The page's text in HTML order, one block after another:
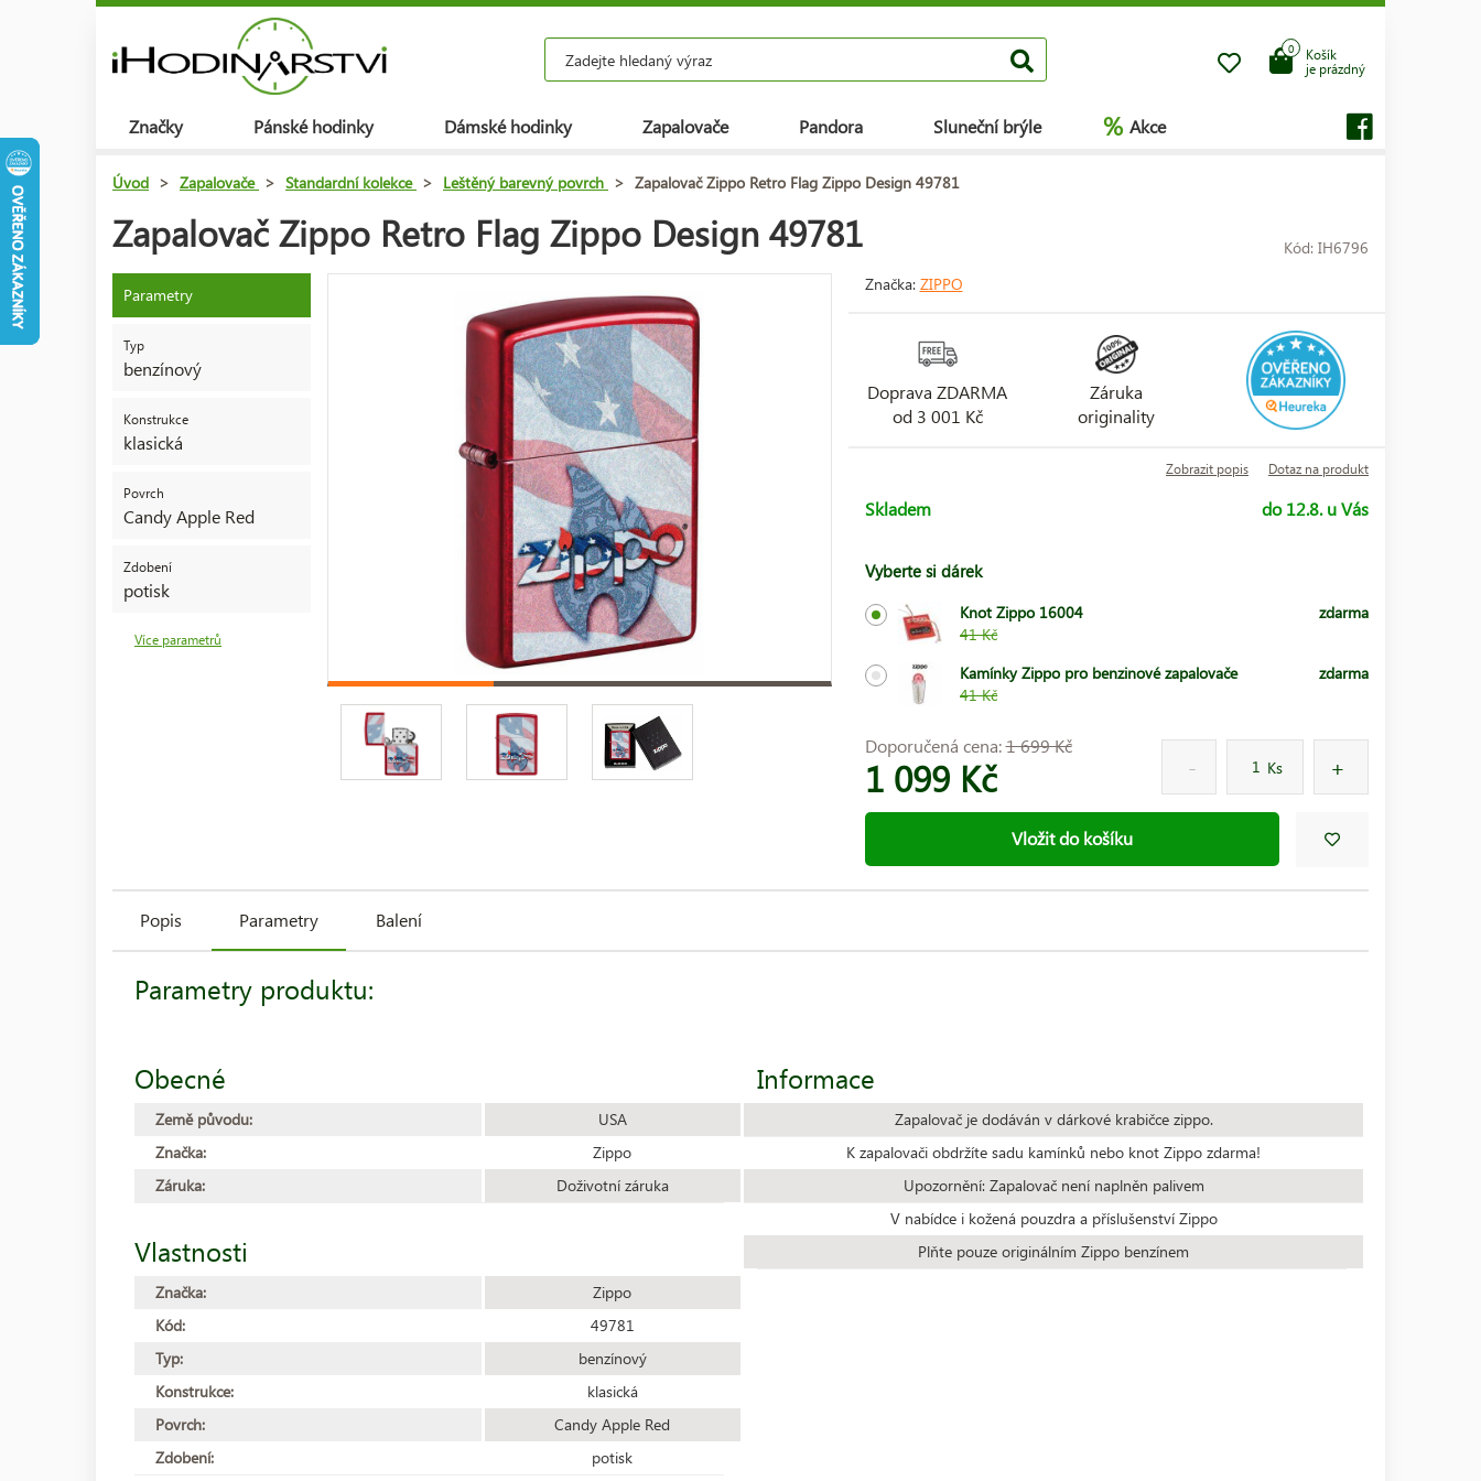
Košík
je prázdný
0
Značky Pánské hodinky Dámské hodinky Zapalovače Pandora Sluneční brýle % Akce
Úvod > Zapalovače > Standardní kolekce > Leštěný barevný povrch > Zapalovač Zippo Retro Flag Zippo Design 49781
Zapalovač Zippo Retro Flag Zippo Design 49781 Kód: IH6796
Parametry
Typ
benzínový
Konstrukce
klasická
Povrch
Candy Apple Red
Zdobení
potisk
Více parametrů
Značka: ZIPPO
Doprava ZDARMA
od 3 001 Kč
Záruka
originality
Zobrazit popis Dotaz na produkt
Skladem do 12.8. u Vás
Vyberte si dárek
Knot Zippo 16004
41 Kč
zdarma
Kamínky Zippo pro benzinové zapalovače
41 Kč
zdarma
Doporučená cena:1 699 Kč
1 099 Kč Ks
Vložit do košíku
Popis Parametry Balení
Parametry produktu:
Obecné
Země původu:
USA
Značka:
Zippo
Záruka:
Doživotní záruka
Vlastnosti
Značka:
Zippo
Kód:
49781
Typ:
benzínový
Konstrukce:
klasická
Povrch:
Candy Apple Red
Zdobení:
potisk
Informace
Zapalovač je dodáván v dárkové krabičce zippo.
K zapalovači obdržíte sadu kamínků nebo knot Zippo zdarma!
Upozornění: Zapalovač není naplněn palivem
V nabídce i kožená pouzdra a příslušenství Zippo
Plňte pouze originálním Zippo benzínem